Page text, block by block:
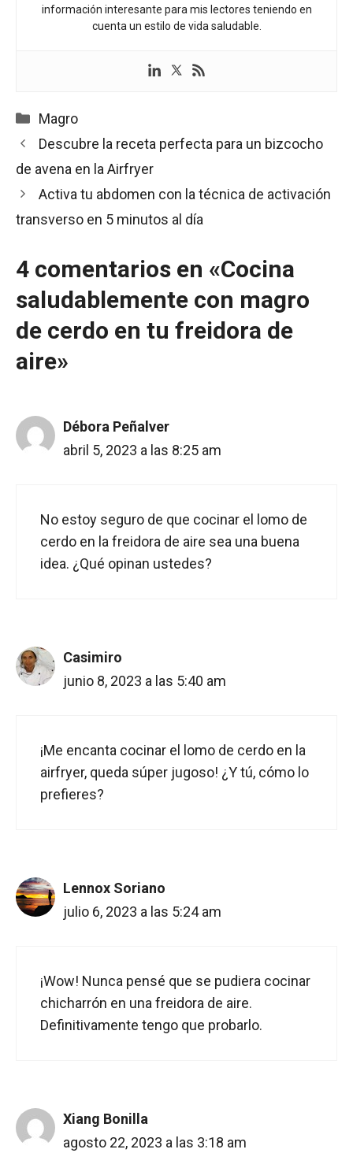
información interesante para mis lectores teniendo en
cuenta un estilo de vida saludable.
Categorías
Magro
Descubre la receta perfecta para un bizcocho
de avena en la Airfryer
Activa tu abdomen con la técnica de activación
transverso en 5 minutos al día
4 comentarios en «Cocina
saludablemente con magro
de cerdo en tu freidora de
aire»
Débora Peñalver
abril 5, 2023 a las 8:25 am
No estoy seguro de que cocinar el lomo de
cerdo en la freidora de aire sea una buena
idea. ¿Qué opinan ustedes?
Casimiro
junio 8, 2023 a las 5:40 am
¡Me encanta cocinar el lomo de cerdo en la
airfryer, queda súper jugoso! ¿Y tú, cómo lo
prefieres?
Lennox Soriano
julio 6, 2023 a las 5:24 am
¡Wow! Nunca pensé que se pudiera cocinar
chicharrón en una freidora de aire.
Definitivamente tengo que probarlo.
Xiang Bonilla
agosto 22, 2023 a las 3:18 am